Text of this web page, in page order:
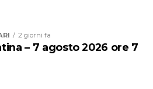
e danzante dei pubblici
balneari, quando autorizzate
dalla legge.
disposizioni è prevista una
fino a 500 euro
2 giorni fa
– 7 agosto 2026 ore 7